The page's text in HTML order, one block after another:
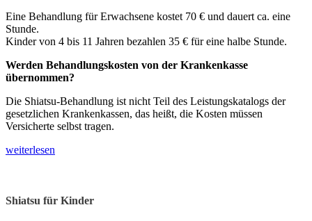
Eine Behandlung für Erwachsene kostet 70 € und dauert ca. eine
Stunde.
Kinder von 4 bis 11 Jahren bezahlen 35 € für eine halbe Stunde.
Werden Behandlungskosten von der Krankenkasse
übernommen?
Die Shiatsu-Behandlung ist nicht Teil des Leistungskatalogs der
gesetzlichen Krankenkassen, das heißt, die Kosten müssen
Versicherte selbst tragen.
weiterlesen
Shiatsu für Kinder